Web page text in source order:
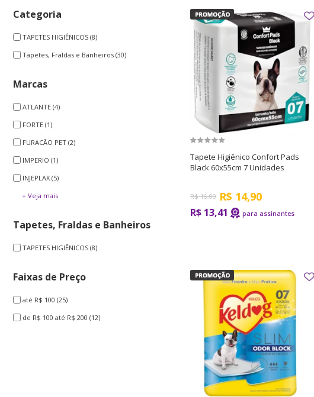
Categoria
TAPETES HIGIÊNICOS (8)
Tapetes, Fraldas e Banheiros (30)
Marcas
ATLANTE (4)
FORTE (1)
FURACÃO PET (2)
IMPERIO (1)
INJEPLAX (5)
+ Veja mais
Tapetes, Fraldas e Banheiros
TAPETES HIGIÊNICOS (8)
Faixas de Preço
até R$ 100 (25)
de R$ 100 até R$ 200 (12)
Tapete Higiênico Confort Pads
Black 60x55cm 7 Unidades
R$ 16,00 R$ 14,90
R$ 13,41